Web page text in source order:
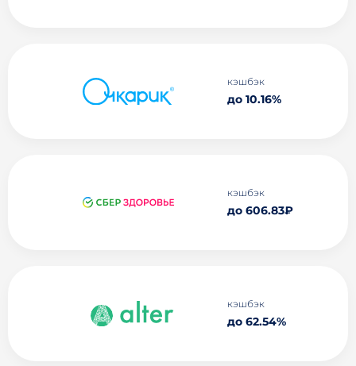
кэшбэк
до 10.16%
кэшбэк
до 606.83₽
кэшбэк
до 62.54%